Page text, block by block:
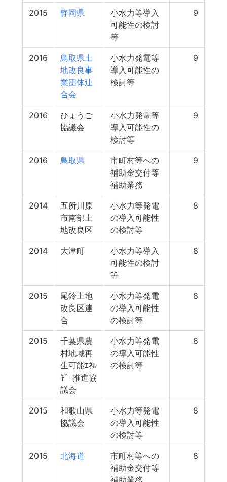
2015 静岡県
小水力等導入
可能性の検討
等
9
2016
鳥取県土
地改良事
業団体連
合会
小水力発電等
導入可能性の
検討等
9
2016
ひょうご
協議会
小水力発電等
導入可能性の
検討等
9
2016 鳥取県
市町村等への
補助金交付等
補助業務
9
2014
五所川原
市南部土
地改良区
小水力等発電
の導入可能性
の検討等
8
2014 大津町
小水力等導入
可能性の検討
等
8
2015
尾鈴土地
改良区連
合
小水力等発電
の導入可能性
の検討等
8
2015
千葉県農
村地域再
生可能ｴﾈﾙ
ｷﾞｰ推進協
議会
小水力等発電
の導入可能性
の検討等
8
2015
和歌山県
協議会
小水力等発電
の導入可能性
の検討等
8
2015 北海道
市町村等への
補助金交付等
補助業務
8